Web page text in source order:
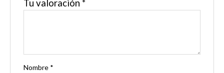
Tu valoración *
Nombre *